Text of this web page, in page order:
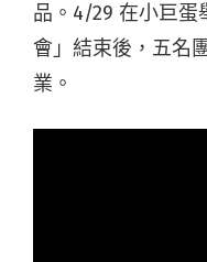
品。4/29 在小巨蛋
會」結束後，五名
業。